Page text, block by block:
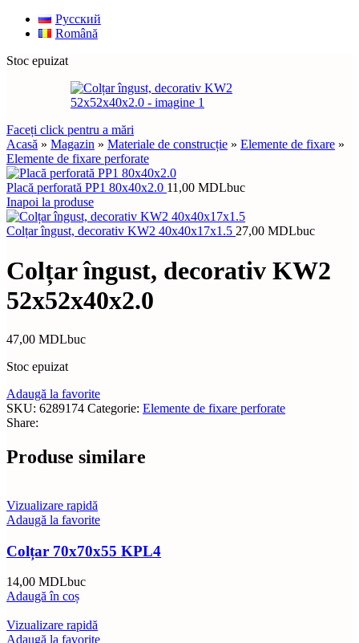
Русский
Română
Stoc epuizat
Faceți click pentru a mări
Acasă » Magazin » Materiale de construcție » Elemente de fixare »
Elemente de fixare perforate
Placă perforată PP1 80x40x2.0 11,00 MDLbuc
Inapoi la produse
Colțar îngust, decorativ KW2 40x40x17x1.5 27,00 MDLbuc
Colțar îngust, decorativ KW2
52x52x40x2.0
47,00 MDLbuc
Stoc epuizat
Adaugă la favorite
SKU: 6289174 Categorie: Elemente de fixare perforate
Share:
Produse similare
Vizualizare rapidă
Adaugă la favorite
Colțar 70х70х55 KPL4
14,00 MDLbuc
Adaugă în coș
Vizualizare rapidă
Adaugă la favorite